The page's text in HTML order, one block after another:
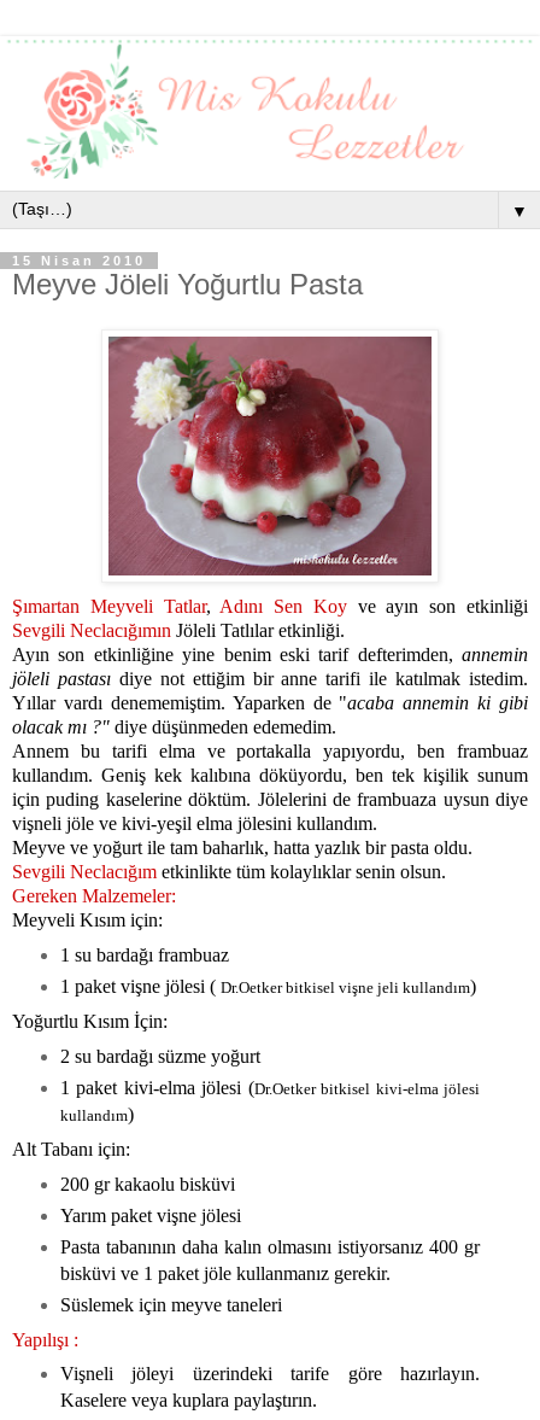
▼
15 Nisan 2010
Meyve Jöleli Yoğurtlu Pasta
Şımartan Meyveli Tatlar, Adını Sen Koyve ayın son etkinliği
Sevgili Neclacığımın Jöleli Tatlılar etkinliği.
Ayın son etkinliğine yine benim eski tarif defterimden, annemin
jöleli pastasıdiye not ettiğim bir anne tarifi ile katılmak istedim.
Yıllar vardı denememiştim. Yaparken de "acaba annemin ki gibi
olacak mı ?" diye düşünmeden edemedim.
Annem bu tarifi elma ve portakalla yapıyordu, ben frambuaz
kullandım. Geniş kek kalıbına döküyordu, ben tek kişilik sunum
için puding kaselerine döktüm. Jölelerini de frambuaza uysun diye
vişneli jöle ve kivi-yeşil elma jölesini kullandım.
Meyve ve yoğurt ile tam baharlık, hatta yazlık bir pasta oldu.
Sevgili Neclacığım etkinlikte tüm kolaylıklar senin olsun.
Gereken Malzemeler:
Meyveli Kısım için:
1 su bardağı frambuaz
1 paket vişne jölesi ( Dr.Oetker bitkisel vişne jeli kullandım)
Yoğurtlu Kısım İçin:
2 su bardağı süzme yoğurt
1 paket kivi-elma jölesi (Dr.Oetker bitkisel kivi-elma jölesi
kullandım)
Alt Tabanı için:
200 gr kakaolu bisküvi
Yarım paket vişne jölesi
Pasta tabanının daha kalın olmasını istiyorsanız 400 gr
bisküvi ve 1 paket jöle kullanmanız gerekir.
Süslemek için meyve taneleri
Yapılışı :
Vişneli jöleyi üzerindeki tarife göre hazırlayın.
Kaselere veya kuplara paylaştırın.